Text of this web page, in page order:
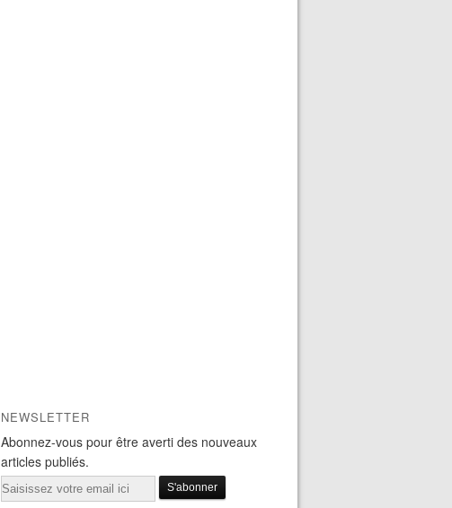
NEWSLETTER
Abonnez-vous pour être averti des nouveaux
articles publiés.
Email